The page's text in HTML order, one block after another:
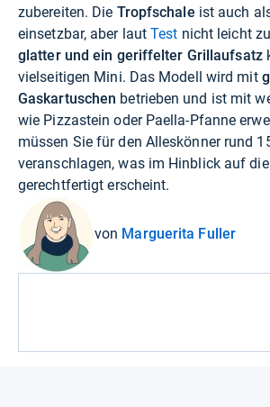
zubereiten. Die Tropfschale ist auch
einsetzbar, aber lautTest nicht leicht
glatter und ein geriffelter Grillaufsatz
vielseitigen Mini. Das Modell wird mit
Gaskartuschen betrieben und ist mit
wie Pizzastein oder Paella-Pfanne
müssen Sie für den Alleskönner rund
veranschlagen, was im Hinblick auf
gerechtfertigt erscheint.
von Marguerita Fuller